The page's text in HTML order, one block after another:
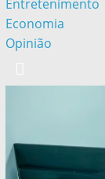
Entretenimento
Economia
Opinião